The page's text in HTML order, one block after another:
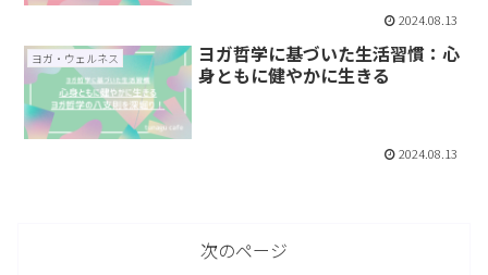
2024.08.13
ヨガ・ウェルネス
ヨガ哲学に基づいた生活習慣：心
身ともに健やかに生きる
2024.08.13
次のページ